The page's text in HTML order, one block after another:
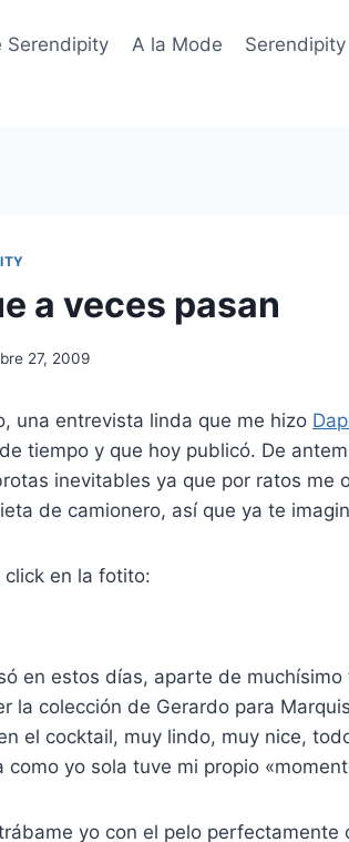
Serendipity A la Mode
a veces pasan
27, 2009
una entrevista linda que me hizo
tiempo y que hoy publicó. De
inevitables ya que por ratos me
de camionero, así que ya te
click en la fotito:
en estos días, aparte de
la colección de Gerardo para
el cocktail, muy lindo, muy nice,
como yo sola tuve mi propio
yo con el pelo